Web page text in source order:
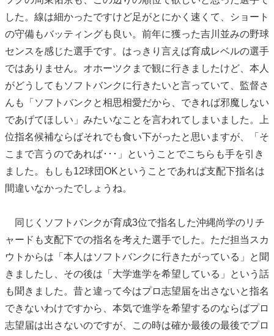
した。線は細かったですけど足がとにかく速くて、ショート
の守備もバッティングも良い。前年に獲った吉川並みの野球
センスを感じた選手です。はっきり言えば育成レベルの選手
ではありません。オホーツクまで観に行きましたけど、本人
がどうしてもソフトバンクに行きたいと言っていて、監督さ
んも「ソフトバンクと相思相愛だから、できれば邪魔しない
であげてほしい」みたいなことを言われてしまいました。上
位指名候補ならばそれでも食い下がったと思いますが、「そ
こまで言うのであれば･･･」ということでこちらも手を引き
ました。もしも12球団OKということであれば支配下指名は
間違いなかったでしょうね。
同じくソフトバンクが育成3位で指名した沖縄尚学のリチ
ャードも支配下での指名を考えた選手でした。ただ担当スカ
ウトからは「本人はソフトバンクに行きたがっている」と聞
きましたし、その後は「大学進学を希望している」という話
も聞きました。昔と違って今はプロ志望届を出さないと指名
できないわけですから、本気で進学を希望するのならばプロ
志望届は出さないのですが、この時は確か最後の最後でプロ